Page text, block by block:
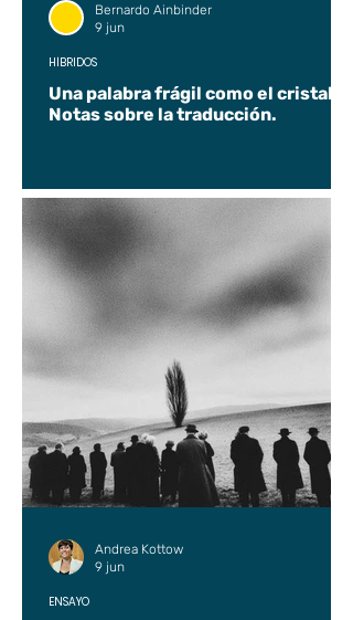
Una palabra frágil como el cristal.
Notas sobre la traducción.
HÍBRIDOS
Bernardo Ainbinder
9 jun
ENSAYO
Andrea Kottow
9 jun